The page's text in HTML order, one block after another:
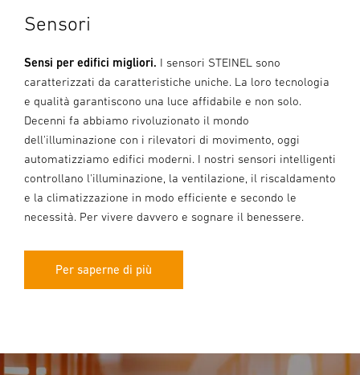
Sensori
Sensi per edifici migliori. I sensori STEINEL sono
caratterizzati da caratteristiche uniche. La loro tecnologia
e qualità garantiscono una luce affidabile e non solo.
Decenni fa abbiamo rivoluzionato il mondo
dell'illuminazione con i rilevatori di movimento, oggi
automatizziamo edifici moderni. I nostri sensori intelligenti
controllano l'illuminazione, la ventilazione, il riscaldamento
e la climatizzazione in modo efficiente e secondo le
necessità. Per vivere davvero e sognare il benessere.
Per saperne di più